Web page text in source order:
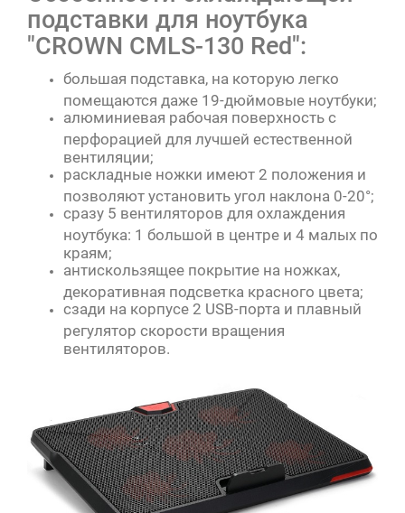
подставки для ноутбука
"CROWN CMLS-130 Red":
большая подставка, на которую легко
помещаются даже 19-дюймовые ноутбуки;
алюминиевая рабочая поверхность с
перфорацией для лучшей естественной
вентиляции;
раскладные ножки имеют 2 положения и
позволяют установить угол наклона 0-20°;
сразу 5 вентиляторов для охлаждения
ноутбука: 1 большой в центре и 4 малых по
краям;
антискользящее покрытие на ножках,
декоративная подсветка красного цвета;
сзади на корпусе 2 USB-порта и плавный
регулятор скорости вращения
вентиляторов.